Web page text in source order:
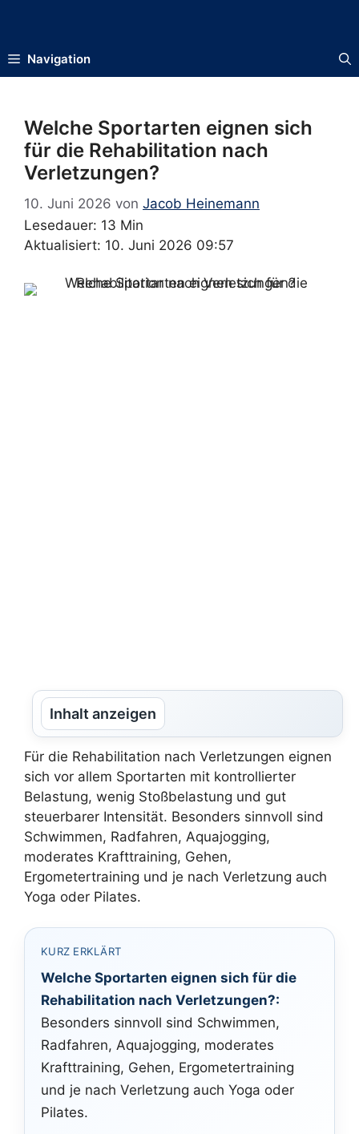
Navigation
Welche Sportarten eignen sich
für die Rehabilitation nach
Verletzungen?
10. Juni 2026 von Jacob Heinemann
Lesedauer: 13 Min
Aktualisiert: 10. Juni 2026 09:57
Inhalt anzeigen
Für die Rehabilitation nach Verletzungen eignen
sich vor allem Sportarten mit kontrollierter
Belastung, wenig Stoßbelastung und gut
steuerbarer Intensität. Besonders sinnvoll sind
Schwimmen, Radfahren, Aquajogging,
moderates Krafttraining, Gehen,
Ergometertraining und je nach Verletzung auch
Yoga oder Pilates.
KURZ ERKLÄRT
Welche Sportarten eignen sich für die
Rehabilitation nach Verletzungen?:
Besonders sinnvoll sind Schwimmen,
Radfahren, Aquajogging, moderates
Krafttraining, Gehen, Ergometertraining
und je nach Verletzung auch Yoga oder
Pilates.